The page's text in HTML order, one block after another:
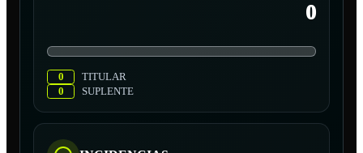
0
0
TITULAR
0
SUPLENTE